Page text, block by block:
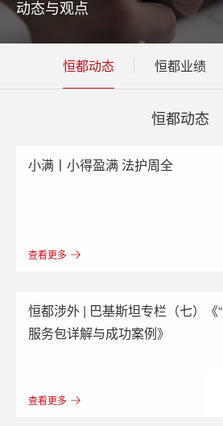
动态与观点
恒都动态 恒都业绩
恒都动态
小满丨小得盈满 法护周全
查看更多
恒都涉外 | 巴基斯坦专栏（七）《
服务包详解与成功案例》
查看更多